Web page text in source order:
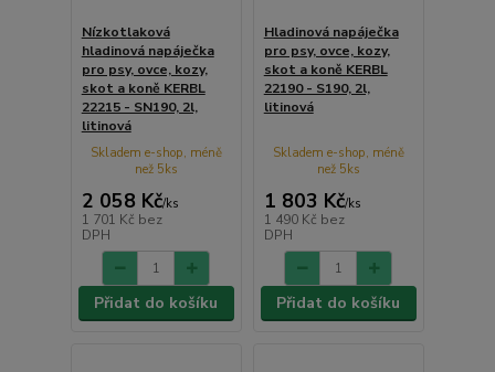
Nízkotlaková
hladinová napáječka
pro psy, ovce, kozy,
skot a koně KERBL
22215 - SN190, 2l,
litinová
2 058 Kč/ks
1 701 Kč bez
DPH
Skladem e-shop, méně
než 5ks
Přidat do košíku
Hladinová napáječka
pro psy, ovce, kozy,
skot a koně KERBL
22190 - S190, 2l,
litinová
1 803 Kč/ks
1 490 Kč bez
DPH
Skladem e-shop, méně
než 5ks
Přidat do košíku